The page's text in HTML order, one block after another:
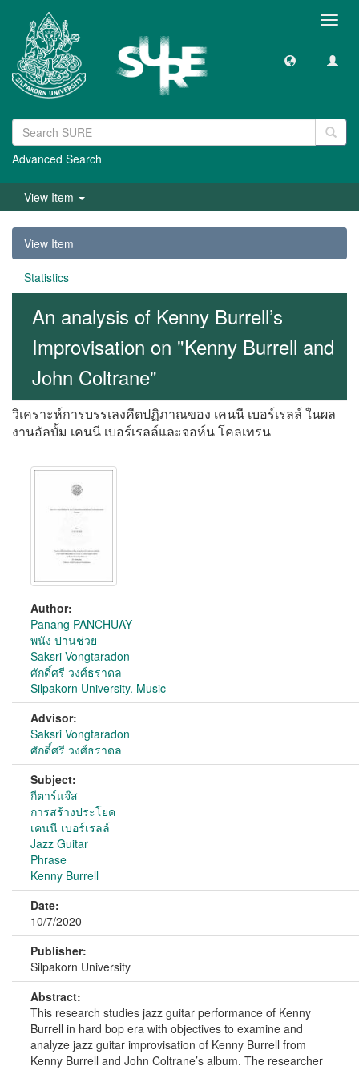
Advanced Search
View Item
View Item
Statistics
An analysis of Kenny Burrell’s
Improvisation on "Kenny Burrell and
John Coltrane"
วิเคราะห์การบรรเลงคีตปฏิภาณของ เคนนี เบอร์เรลล์ ในผล
งานอัลบั้ม เคนนี เบอร์เรลล์และจอห์น โคลเทรน
Author:
Panang PANCHUAY
พนัง ปานช่วย
Saksri Vongtaradon
ศักดิ์ศรี วงศ์ธราดล
Silpakorn University. Music
Advisor:
Saksri Vongtaradon
ศักดิ์ศรี วงศ์ธราดล
Subject:
กีตาร์แจ๊ส
การสร้างประโยค
เคนนี เบอร์เรลล์
Jazz Guitar
Phrase
Kenny Burrell
Date:
10/7/2020
Publisher:
Silpakorn University
Abstract:
This research studies jazz guitar performance of Kenny
Burrell in hard bop era with objectives to examine and
analyze jazz guitar improvisation of Kenny Burrell from
Kenny Burrell and John Coltrane’s album. The researcher